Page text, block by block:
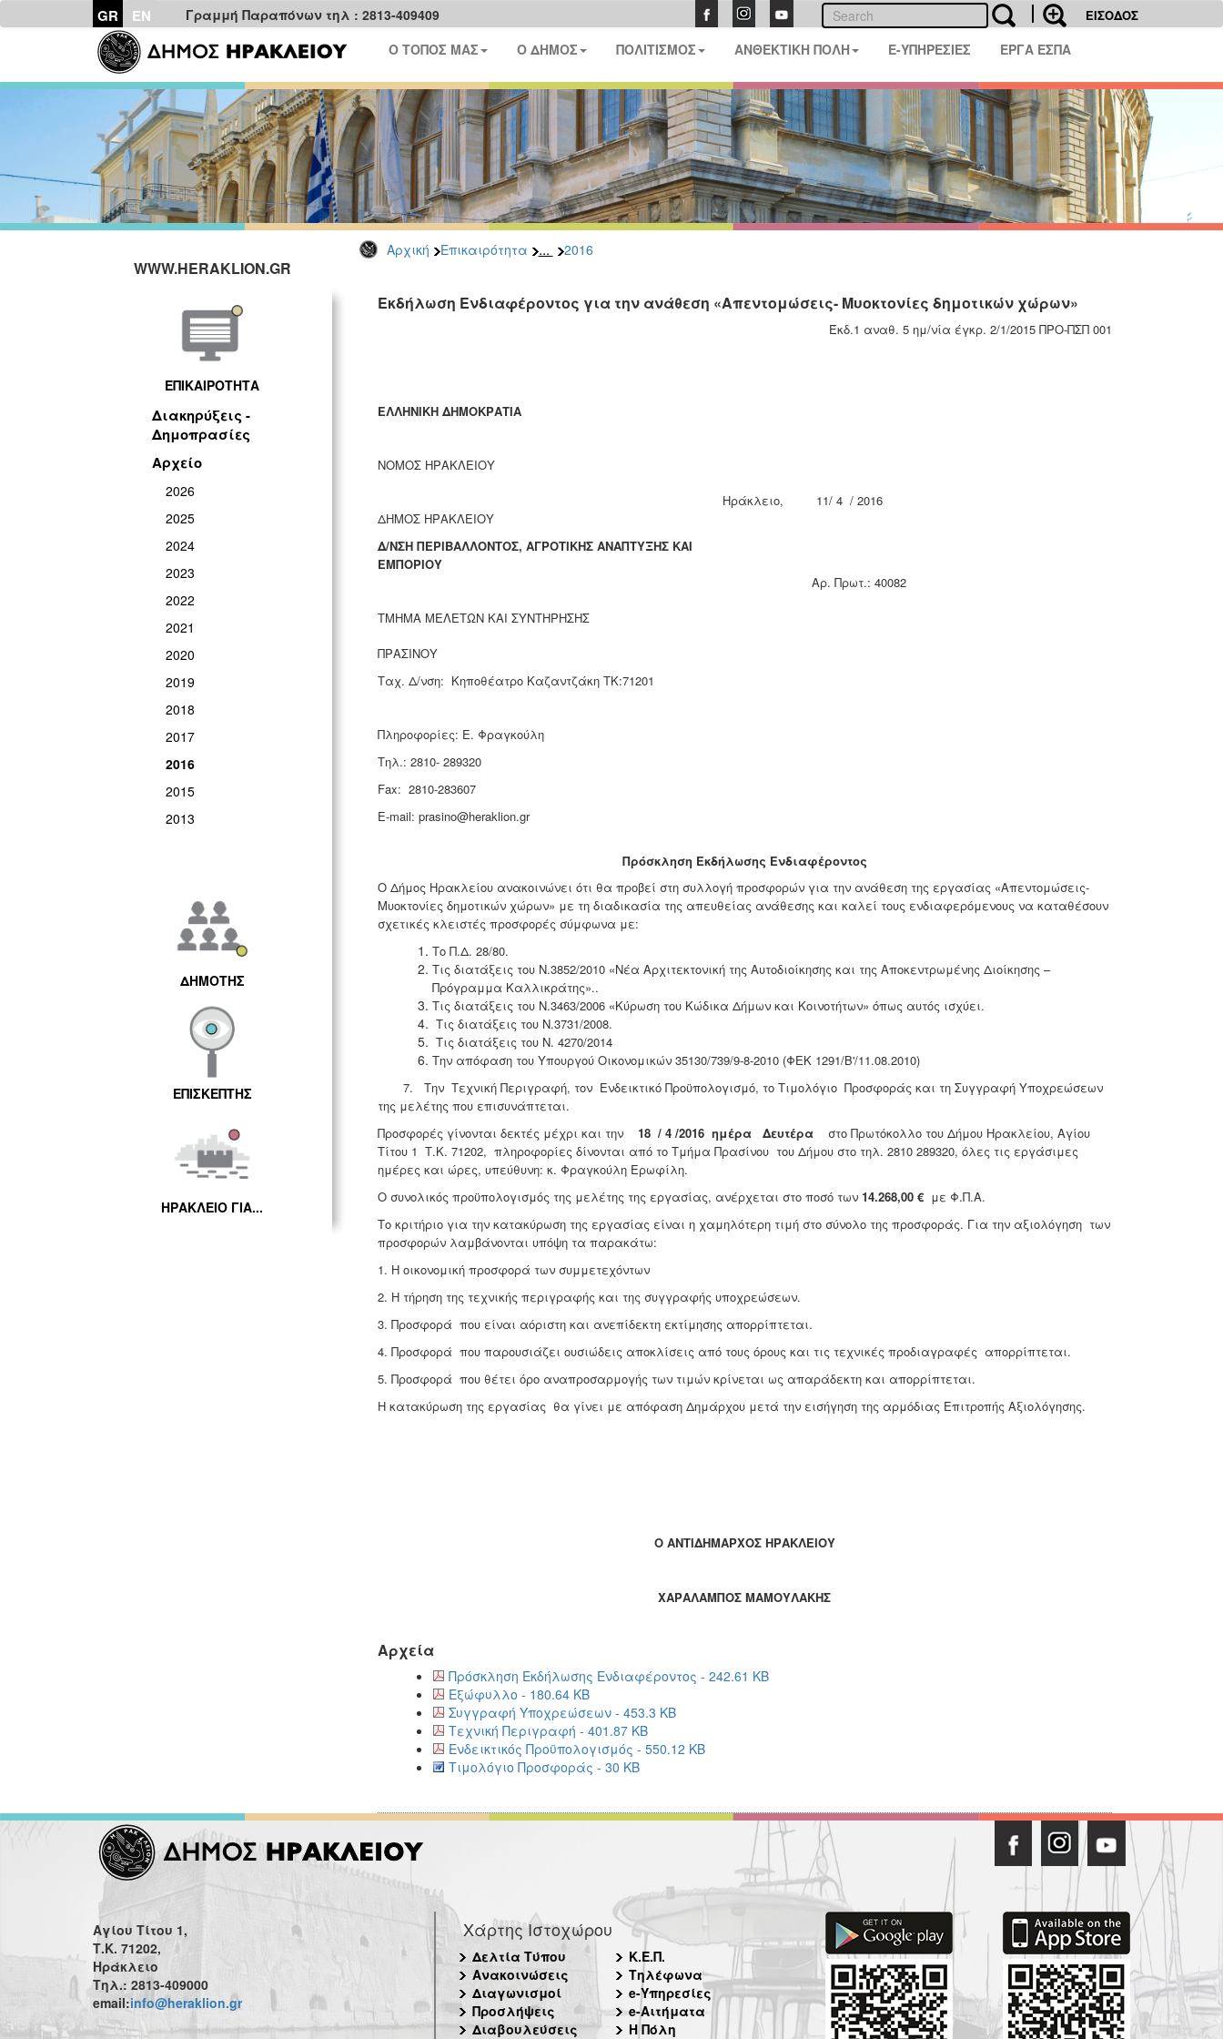
GR EN Γραμμή Παραπόνων τηλ : 2813-409409 ΕΙΣΟΔΟΣ
Ο ΤΟΠΟΣ ΜΑΣ Ο ΔΗΜΟΣ ΠΟΛΙΤΙΣΜΟΣ ΑΝΘΕΚΤΙΚΗ ΠΟΛΗ E-ΥΠΗΡΕΣΙΕΣ ΕΡΓΑ ΕΣΠΑ
Αρχική Επικαιρότητα ... 2016
WWW.HERAKLION.GR
ΕΠΙΚΑΙΡΟΤΗΤΑ
Διακηρύξεις -
Δημοπρασίες
Αρχείο
2026
2025
2024
2023
2022
2021
2020
2019
2018
2017
2016
2015
2013
ΔΗΜΟΤΗΣ
ΕΠΙΣΚΕΠΤΗΣ
ΗΡΑΚΛΕΙΟ ΓΙΑ...
Εκδήλωση Ενδιαφέροντος για την ανάθεση «Απεντομώσεις- Μυοκτονίες δημοτικών χώρων»
Έκδ.1 αναθ. 5 ημ/νία έγκρ. 2/1/2015 ΠΡΟ-ΠΣΠ 001
ΕΛΛΗΝΙΚΗ ΔΗΜΟΚΡΑΤΙΑ
ΝΟΜΟΣ ΗΡΑΚΛΕΙΟΥ
ΔΗΜΟΣ ΗΡΑΚΛΕΙΟΥ
Δ/ΝΣΗ ΠΕΡΙΒΑΛΛΟΝΤΟΣ, ΑΓΡΟΤΙΚΗΣ ΑΝΑΠΤΥΞΗΣ ΚΑΙ
ΕΜΠΟΡΙΟΥ
ΤΜΗΜΑ ΜΕΛΕΤΩΝ ΚΑΙ ΣΥΝΤΗΡΗΣΗΣ
ΠΡΑΣΙΝΟΥ
Ταχ. Δ/νση: Κηποθέατρο Καζαντζάκη ΤΚ:71201
Πληροφορίες: Ε. Φραγκούλη
Τηλ.: 2810- 289320
Fax: 2810-283607
E-mail: prasino@heraklion.gr
Ηράκλειο, 11/ 4 / 2016
Aρ. Πρωτ.: 40082
Πρόσκληση Εκδήλωσης Ενδιαφέροντος
Ο Δήμος Ηρακλείου ανακοινώνει ότι θα προβεί στη συλλογή προσφορών για την ανάθεση της εργασίας «Απεντομώσεις-
Μυοκτονίες δημοτικών χώρων» με τη διαδικασία της απευθείας ανάθεσης και καλεί τους ενδιαφερόμενους να καταθέσουν
σχετικές κλειστές προσφορές σύμφωνα με:
Το Π.Δ. 28/80.
Τις διατάξεις του Ν.3852/2010 «Νέα Αρχιτεκτονική της Αυτοδιοίκησης και της Αποκεντρωμένης Διοίκησης –
Πρόγραμμα Καλλικράτης»..
Τις διατάξεις του Ν.3463/2006 «Κύρωση του Κώδικα Δήμων και Κοινοτήτων» όπως αυτός ισχύει.
Τις διατάξεις του Ν.3731/2008.
Τις διατάξεις του Ν. 4270/2014
Την απόφαση του Υπουργού Οικονομικών 35130/739/9-8-2010 (ΦΕΚ 1291/Β'/11.08.2010)
7. Την Τεχνική Περιγραφή, τον Ενδεικτικό Προϋπολογισμό, το Τιμολόγιο Προσφοράς και τη Συγγραφή Υποχρεώσεων
της μελέτης που επισυνάπτεται.
Προσφορές γίνονται δεκτές μέχρι και την
18 / 4 /2016 ημέρα Δευτέρα
στο Πρωτόκολλο του Δήμου Ηρακλείου, Αγίου
Τίτου 1 Τ.Κ. 71202, πληροφορίες δίνονται από το Τμήμα Πρασίνου του Δήμου στο τηλ. 2810 289320, όλες τις εργάσιμες
ημέρες και ώρες, υπεύθυνη: κ. Φραγκούλη Ερωφίλη.
Ο συνολικός προϋπολογισμός της μελέτης της εργασίας, ανέρχεται στο ποσό των14.268,00 €με Φ.Π.Α.
Το κριτήριο για την κατακύρωση της εργασίας είναι η χαμηλότερη τιμή στο σύνολο της προσφοράς. Για την αξιολόγηση των
προσφορών λαμβάνονται υπόψη τα παρακάτω:
1. Η οικονομική προσφορά των συμμετεχόντων
2. Η τήρηση της τεχνικής περιγραφής και της συγγραφής υποχρεώσεων.
3. Προσφορά που είναι αόριστη και ανεπίδεκτη εκτίμησης απορρίπτεται.
4. Προσφορά που παρουσιάζει ουσιώδεις αποκλίσεις από τους όρους και τις τεχνικές προδιαγραφές απορρίπτεται.
5. Προσφορά που θέτει όρο αναπροσαρμογής των τιμών κρίνεται ως απαράδεκτη και απορρίπτεται.
Η κατακύρωση της εργασίας θα γίνει με απόφαση Δημάρχου μετά την εισήγηση της αρμόδιας Επιτροπής Αξιολόγησης.
Ο ΑΝΤΙΔΗΜΑΡΧΟΣ ΗΡΑΚΛΕΙΟΥ
ΧΑΡΑΛΑΜΠΟΣ ΜΑΜΟΥΛΑΚΗΣ
Αρχεία
Πρόσκληση Εκδήλωσης Ενδιαφέροντος - 242.61 KB
Εξώφυλλο - 180.64 KB
Συγγραφή Υποχρεώσεων - 453.3 KB
Τεχνική Περιγραφή - 401.87 KB
Ενδεικτικός Προϋπολογισμός - 550.12 KB
Τιμολόγιο Προσφοράς - 30 KB
Αγίου Τίτου 1,
Τ.Κ. 71202,
Ηράκλειο
Τηλ.: 2813-409000
email:info@heraklion.gr
Χάρτης Ιστοχώρου
Δελτία Τύπου
Ανακοινώσεις
Διαγωνισμοί
Προσλήψεις
Διαβουλεύσεις
Κ.Ε.Π.
Τηλέφωνα
e-Υπηρεσίες
e-Αιτήματα
Η Πόλη